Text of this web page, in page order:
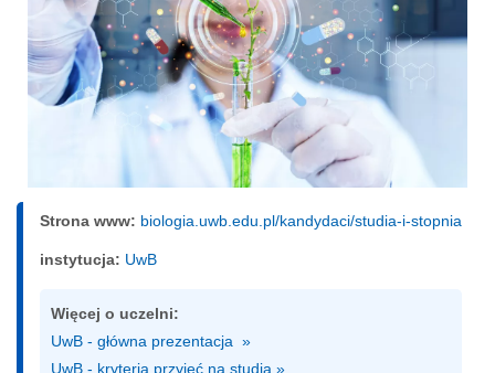
Strona www: biologia.uwb.edu.pl/kandydaci/studia-i-stopnia
instytucja: UwB
Więcej o uczelni:
UwB - główna prezentacja  »
UwB - kryteria przyjęć na studia »